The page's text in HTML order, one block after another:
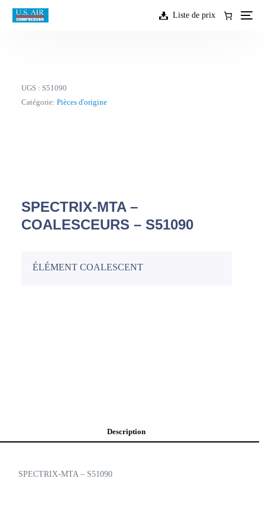
contenu
Liste de prix
UGS : S51090
Catégorie:Pièces d'origine
SPECTRIX-MTA –
COALESCEURS – S51090
ÉLÉMENT COALESCENT
Description
SPECTRIX-MTA – S51090